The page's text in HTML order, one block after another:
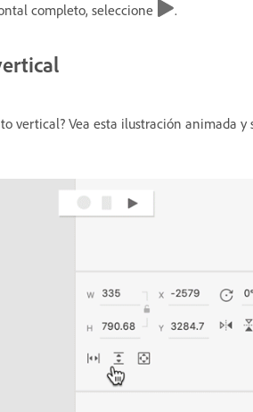
completo, seleccione
.
vertical? Vea esta ilustración animada y